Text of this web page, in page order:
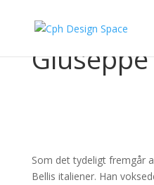
Som det tydeligt fremgår
Bellis italiener. Han